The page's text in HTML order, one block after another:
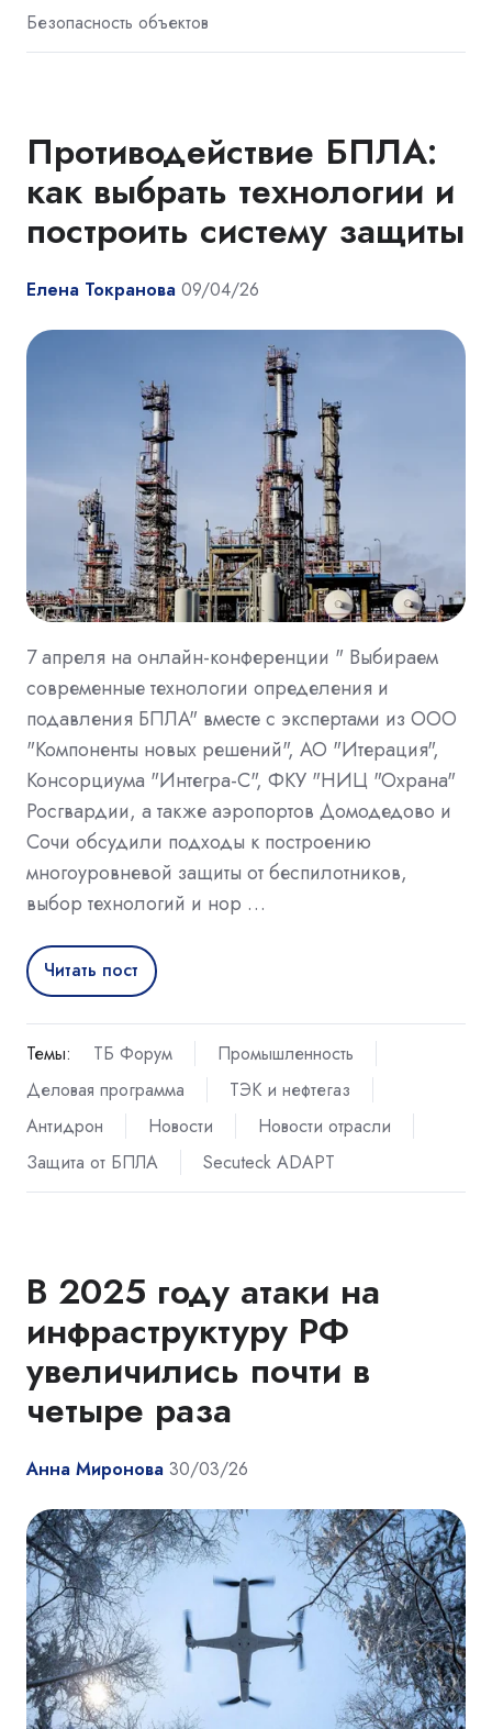
Безопасность объектов
Противодействие БПЛА:
как выбрать технологии и
построить систему защиты
Елена Токранова 09/04/26
7 апреля на онлайн-конференции " Выбираем
современные технологии определения и
подавления БПЛА" вместе с экспертами из ООО
"Компоненты новых решений", АО "Итерация",
Консорциума "Интегра-С", ФКУ "НИЦ "Охрана"
Росгвардии, а также аэропортов Домодедово и
Сочи обсудили подходы к построению
многоуровневой защиты от беспилотников,
выбор технологий и нор …
Читать пост
Темы: ТБ Форум
Промышленность
Деловая программа
ТЭК и нефтегаз
Антидрон
Новости
Новости отрасли
Защита от БПЛА
Secuteck ADAPT
В 2025 году атаки на
инфраструктуру РФ
увеличились почти в
четыре раза
Анна Миронова 30/03/26